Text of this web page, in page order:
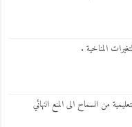
المناخية .
من السماح الى المنع النهائي